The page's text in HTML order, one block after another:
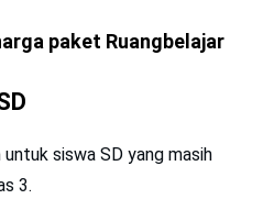
paket Ruangbelajar
siswa SD yang masih
3.